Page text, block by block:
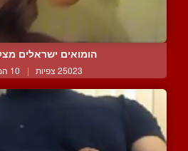
הומואים ישראלים
25023 צפיות | 10 המלצות